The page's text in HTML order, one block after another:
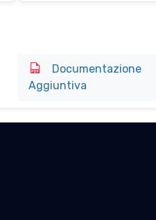
Documentazione
Aggiuntiva